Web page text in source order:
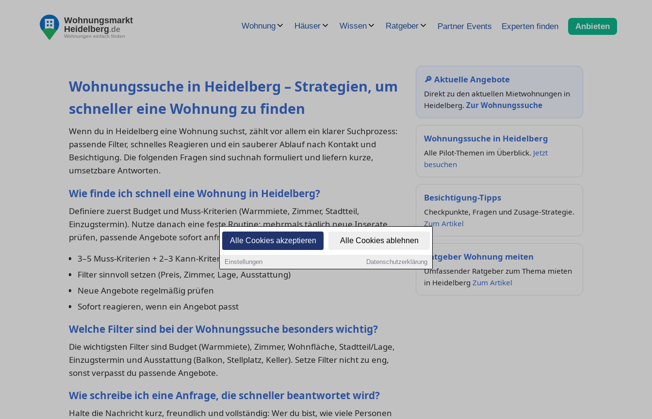
Alle Cookies akzeptieren Alle Cookies ablehnen
Einstellungen Datenschutzerklärung
Wohnungsmarkt
Heidelberg.de
Wohnungen einfach finden
Wohnung Häuser Wissen Ratgeber Partner Events Experten finden Anbieten
Wohnungssuche in Heidelberg – Strategien, um
schneller eine Wohnung zu finden
Wenn du in Heidelberg eine Wohnung suchst, zählt vor allem ein klarer Suchprozess:
passende Filter, schnelles Reagieren und ein sauberer Ablauf nach Kontakt und
Besichtigung. Die folgenden Fragen sind suchnah formuliert und liefern kurze,
umsetzbare Antworten.
Wie finde ich schnell eine Wohnung in Heidelberg?
Definiere zuerst Budget und Muss-Kriterien (Warmmiete, Zimmer, Stadtteil,
Einzugstermin). Nutze danach eine feste Routine: mehrmals täglich neue Inserate
prüfen, passende Angebote sofort anfragen und Favoriten konsequent vergleichen.
3–5 Muss-Kriterien + 2–3 Kann-Kriterien
Filter sinnvoll setzen (Preis, Zimmer, Lage, Ausstattung)
Neue Angebote regelmäßig prüfen
Sofort reagieren, wenn ein Angebot passt
Welche Filter sind bei der Wohnungssuche besonders wichtig?
Die wichtigsten Filter sind Budget (Warmmiete), Zimmer, Wohnfläche, Stadtteil/Lage,
Einzugstermin und Ausstattung (Balkon, Stellplatz, Keller). Setze Filter nicht zu eng,
sonst verpasst du passende Angebote.
Wie schreibe ich eine Anfrage, die schneller beantwortet wird?
Halte die Nachricht kurz, freundlich und vollständig: Wer du bist, wie viele Personen
🔎 Aktuelle Angebote
Direkt zu den aktuellen Mietwohnungen in
Heidelberg. Zur Wohnungssuche
Wohnungssuche in Heidelberg
Alle Pilot-Themen im Überblick. Jetzt
besuchen
Besichtigung-Tipps
Checkpunkte, Fragen und Zusage-Strategie.
Zum Artikel
Ratgeber Wohnung meiten
Umfassender Ratgeber zum Thema mieten
in Heidelberg Zum Artikel